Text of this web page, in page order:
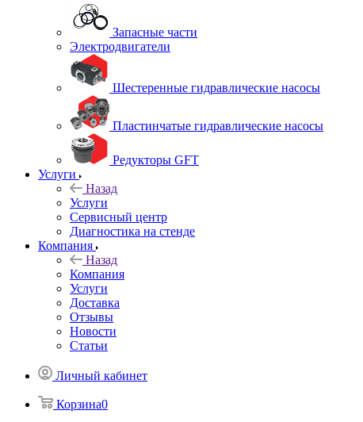
Запасные части
Электродвигатели
Шестеренные гидравлические насосы
Пластинчатые гидравлические насосы
Редукторы GFT
Услуги
Назад
Услуги
Сервисный центр
Диагностика на стенде
Компания
Назад
Компания
Услуги
Доставка
Отзывы
Новости
Статьи
Личный кабинет
Корзина0